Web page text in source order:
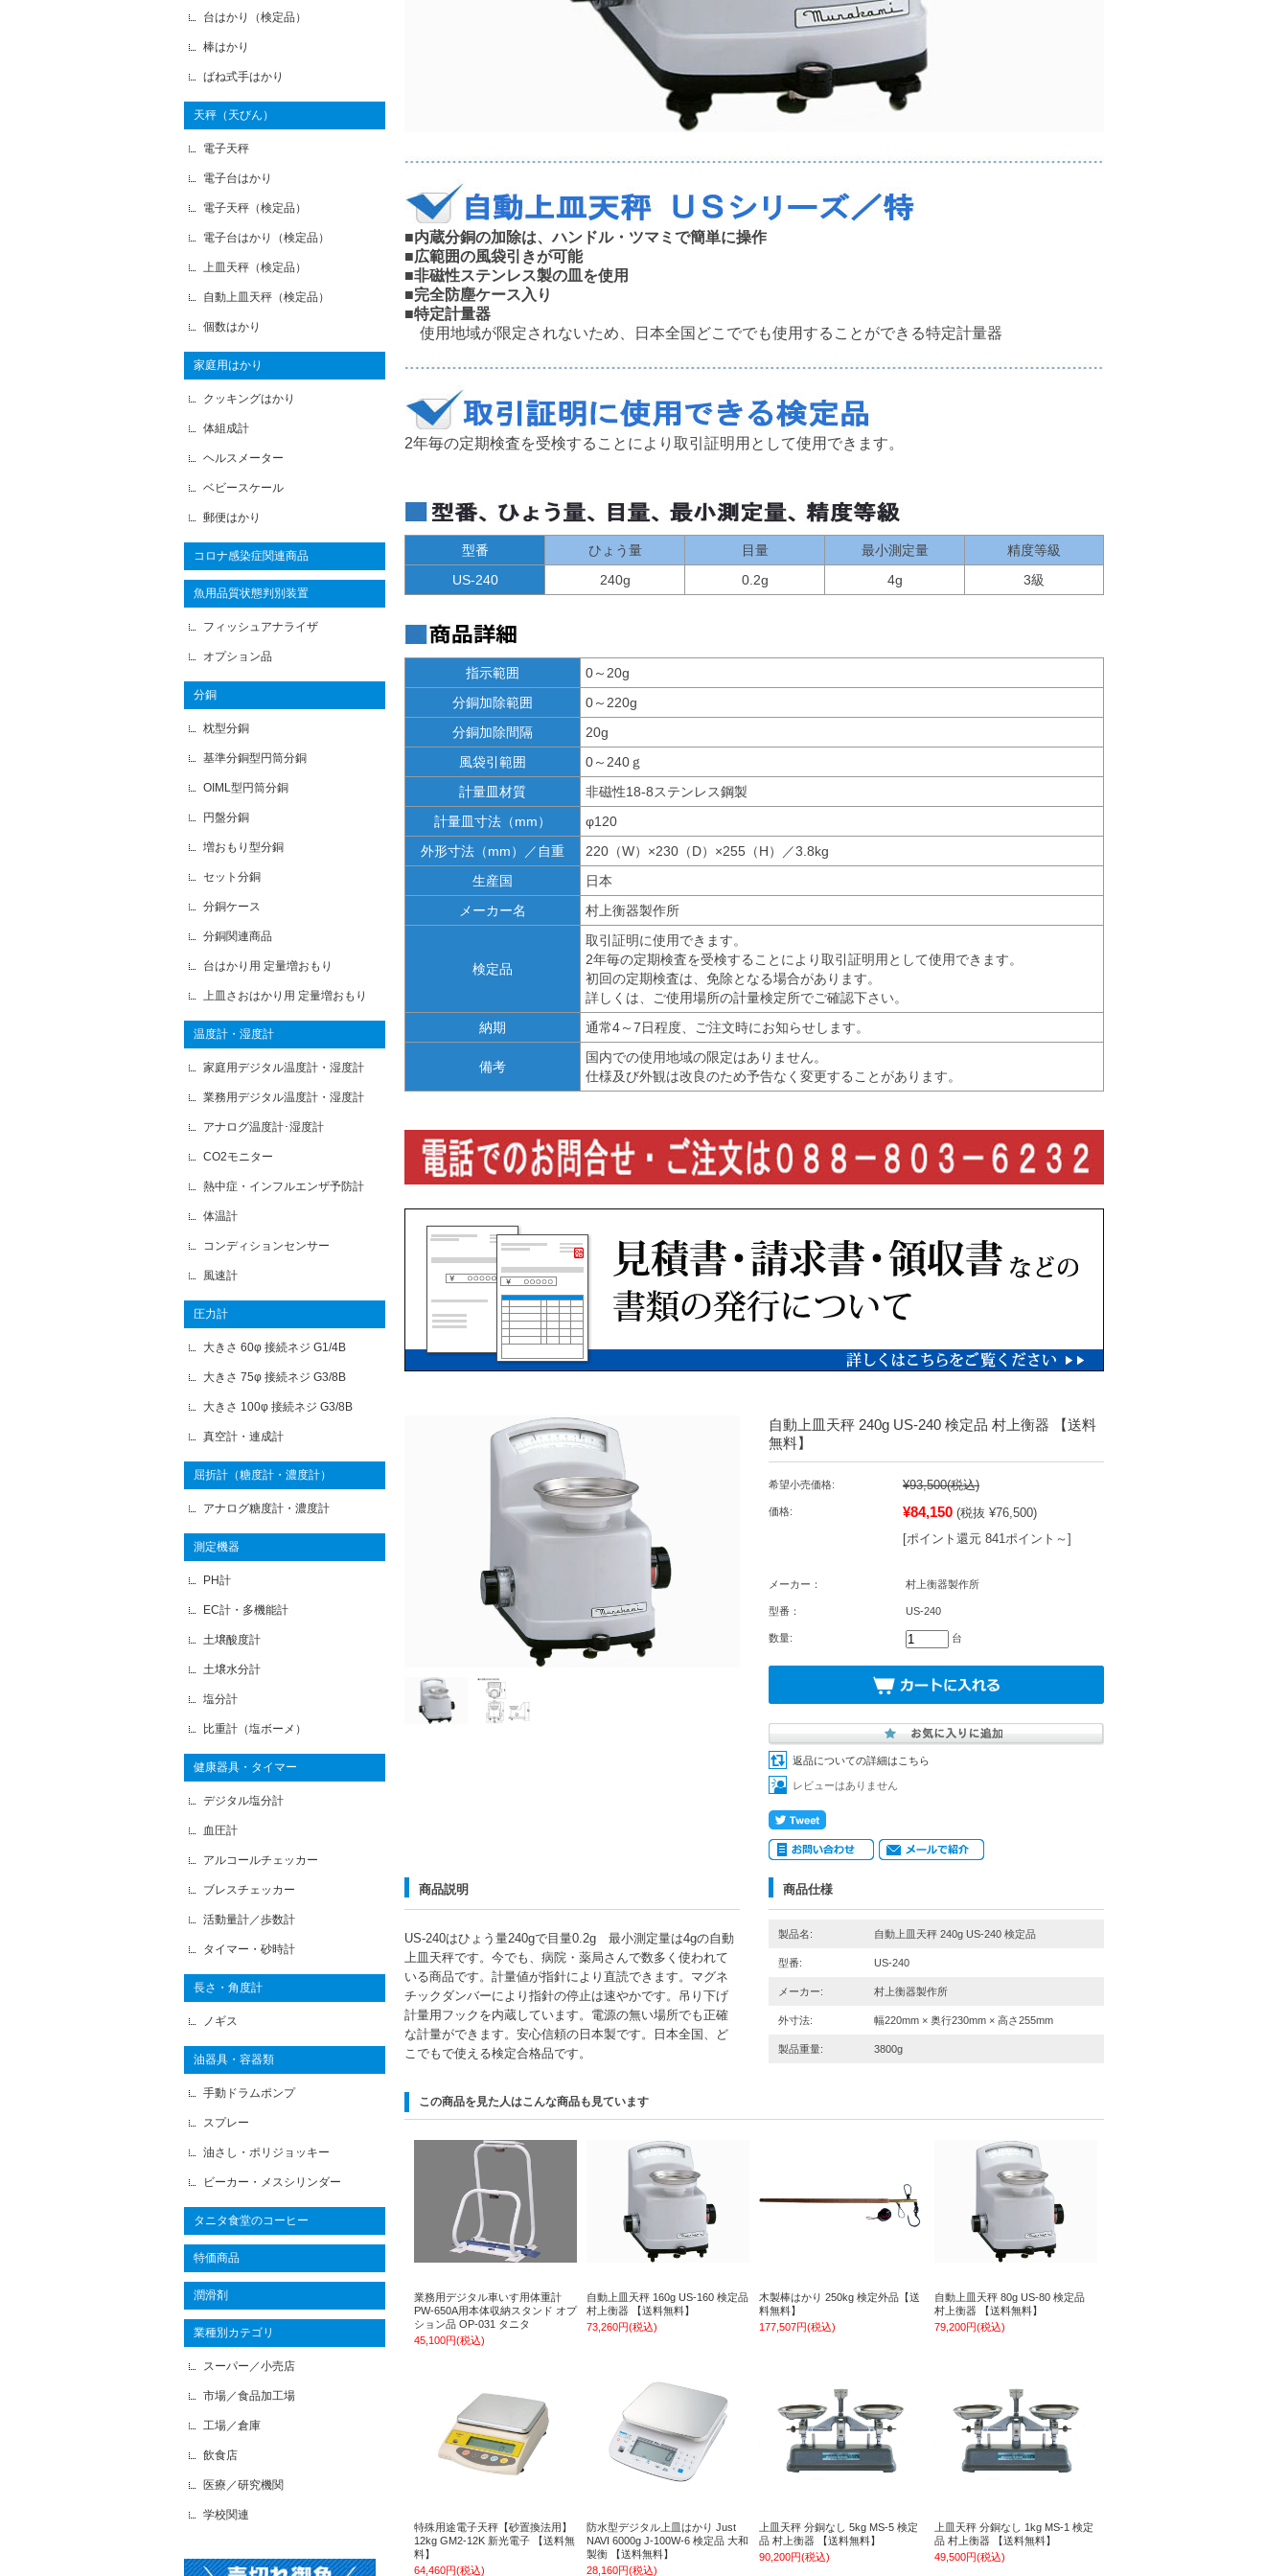
■内蔵分銅の加除は、ハンドル・ツマミで簡単に操作
■広範囲の風袋引きが可能
■非磁性ステンレス製の皿を使用
■完全防塵ケース入り
■特定計量器
使用地域が限定されないため、日本全国どこででも使用することができる特定計量器
2年毎の定期検査を受検することにより取引証明用として使用できます。
型番 ひょう量 目量 最小測定量
精度等級
US-240
240g 0.2g 4g 3級
指示範囲
0～20g
分銅加除範囲
0～220g
分銅加除間隔
20g
風袋引範囲
0～240ｇ
計量皿材質
非磁性18-8ステンレス鋼製
計量皿寸法（mm）
φ120
外形寸法（mm）／自重
220（W）×230（D）×255（H）／3.8kg
生産国
日本
メーカー名
村上衡器製作所
検定品
取引証明に使用できます。
2年毎の定期検査を受検することにより取引証明用として使用できます。
初回の定期検査は、免除となる場合があります。
詳しくは、ご使用場所の計量検定所でご確認下さい。
納期
通常4～7日程度、ご注文時にお知らせします。
備考
国内での使用地域の限定はありません。
仕様及び外観は改良のため予告なく変更することがあります。
自動上皿天秤 240g US-240 検定品 村上衡器 【送料
無料】
希望小売価格: ¥93,500(税込)
価格: ¥84,150 (税抜 ¥76,500)
[ポイント還元 841ポイント～]
メーカー： 村上衡器製作所
型番： US-240
数量: 台
返品についての詳細はこちら
レビューはありません
商品説明
US-240はひょう量240gで目量0.2g 最小測定量は4gの自動
上皿天秤です。今でも、病院・薬局さんで数多く使われて
いる商品です。計量値が指針により直読できます。マグネ
チックダンバーにより指針の停止は速やかです。吊り下げ
計量用フックを内蔵しています。電源の無い場所でも正確
な計量ができます。安心信頼の日本製です。日本全国、ど
こでもで使える検定合格品です。
商品仕様
製品名: 自動上皿天秤 240g US-240 検定品
型番: US-240
メーカー: 村上衡器製作所
外寸法: 幅220mm × 奥行230mm × 高さ255mm
製品重量: 3800g
この商品を見た人はこんな商品も見ています
業務用デジタル車いす用体重計
PW-650A用本体収納スタンド オプ
ション品 OP-031 タニタ
45,100円(税込)
自動上皿天秤 160g US-160 検定品
村上衡器 【送料無料】
73,260円(税込)
木製棒はかり 250kg 検定外品【送
料無料】
177,507円(税込)
自動上皿天秤 80g US-80 検定品
村上衡器 【送料無料】
79,200円(税込)
特殊用途電子天秤【砂置換法用】
12kg GM2-12K 新光電子 【送料無
料】
64,460円(税込)
防水型デジタル上皿はかり Just
NAVI 6000g J-100W-6 検定品 大和
製衡 【送料無料】
28,160円(税込)
上皿天秤 分銅なし 5kg MS-5 検定
品 村上衡器 【送料無料】
90,200円(税込)
上皿天秤 分銅なし 1kg MS-1 検定
品 村上衡器 【送料無料】
49,500円(税込)
台はかり（検定品）
棒はかり
ばね式手はかり
天秤（天びん）
電子天秤
電子台はかり
電子天秤（検定品）
電子台はかり（検定品）
上皿天秤（検定品）
自動上皿天秤（検定品）
個数はかり
家庭用はかり
クッキングはかり
体組成計
ヘルスメーター
ベビースケール
郵便はかり
コロナ感染症関連商品
魚用品質状態判別装置
フィッシュアナライザ
オプション品
分銅
枕型分銅
基準分銅型円筒分銅
OIML型円筒分銅
円盤分銅
増おもり型分銅
セット分銅
分銅ケース
分銅関連商品
台はかり用 定量増おもり
上皿さおはかり用 定量増おもり
温度計・湿度計
家庭用デジタル温度計・湿度計
業務用デジタル温度計・湿度計
アナログ温度計･湿度計
CO2モニター
熱中症・インフルエンザ予防計
体温計
コンディションセンサー
風速計
圧力計
大きさ 60φ 接続ネジ G1/4B
大きさ 75φ 接続ネジ G3/8B
大きさ 100φ 接続ネジ G3/8B
真空計・連成計
屈折計（糖度計・濃度計）
アナログ糖度計・濃度計
測定機器
PH計
EC計・多機能計
土壌酸度計
土壌水分計
塩分計
比重計（塩ボーメ）
健康器具・タイマー
デジタル塩分計
血圧計
アルコールチェッカー
ブレスチェッカー
活動量計／歩数計
タイマー・砂時計
長さ・角度計
ノギス
油器具・容器類
手動ドラムポンプ
スプレー
油さし・ポリジョッキー
ビーカー・メスシリンダー
タニタ食堂のコーヒー
特価商品
潤滑剤
業種別カテゴリ
スーパー／小売店
市場／食品加工場
工場／倉庫
飲食店
医療／研究機関
学校関連